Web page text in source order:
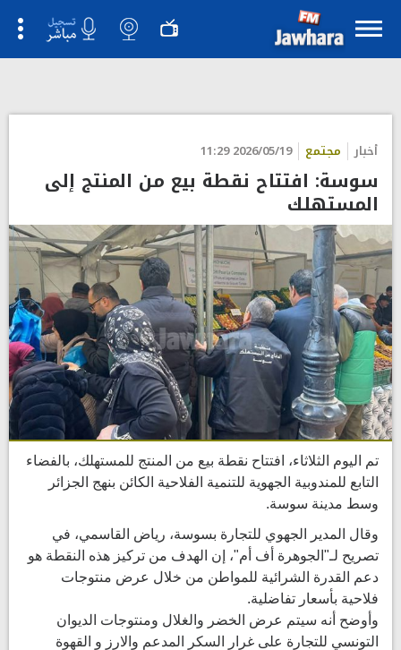
أخبار مجتمع 2026/05/19 11:29
سوسة: افتتاح نقطة بيع من المنتج إلى
المستهلك
تم اليوم الثلاثاء، افتتاح نقطة بيع من المنتج للمستهلك، بالفضاء
التابع للمندوبية الجهوية للتنمية الفلاحية الكائن بنهج الجزائر
وسط مدينة سوسة.
وقال المدير الجهوي للتجارة بسوسة، رياض القاسمي، في
تصريح لـ"الجوهرة أف أم"، إن الهدف من تركيز هذه النقطة هو
دعم القدرة الشرائية للمواطن من خلال عرض منتوجات
فلاحية بأسعار تفاضلية.
وأوضح أنه سيتم عرض الخضر والغلال ومنتوجات الديوان
التونسي للتجارة على غرار السكر المدعم والارز و القهوة